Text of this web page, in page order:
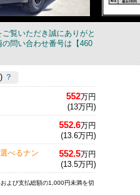
覧いただき誠にありがと
問い合わせ番号は【460
？
552万円
(13万円)
552.6万円
(13.6万円)
べるナン
552.5万円
(13.5万円)
よび支払総額の1,000円未満を切